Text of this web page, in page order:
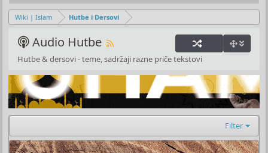
Wiki | Islam Hutbe i Dersovi
Audio Hutbe
Hutbe & dersovi - teme, sadržaji razne priče tekstovi
Filter